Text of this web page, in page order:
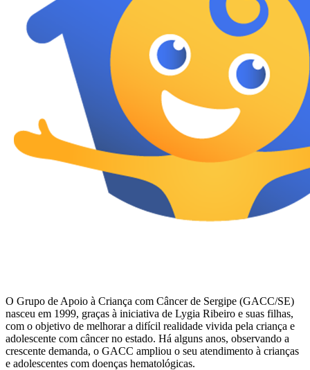
O Grupo de Apoio à Criança com Câncer de Sergipe (GACC/SE)
nasceu em 1999, graças à iniciativa de Lygia Ribeiro e suas filhas,
com o objetivo de melhorar a difícil realidade vivida pela criança e
adolescente com câncer no estado. Há alguns anos, observando a
crescente demanda, o GACC ampliou o seu atendimento à crianças
e adolescentes com doenças hematológicas.